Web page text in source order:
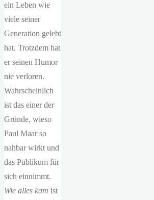
ein Leben wie
viele seiner
Generation gelebt
hat. Trotzdem hat
er seinen Humor
nie verloren.
Wahrscheinlich
ist das einer der
Gründe, wieso
Paul Maar so
nahbar wirkt und
das Publikum für
sich einnimmt.
Wie alles kam ist